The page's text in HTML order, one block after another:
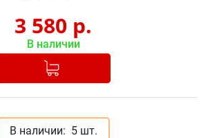
3 580 р.
В наличии
Добавлено в корзину
В наличии: 5 шт.